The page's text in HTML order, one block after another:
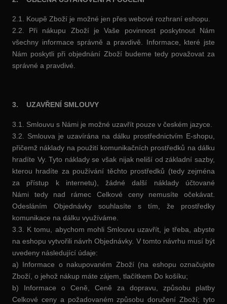
2.1. Koupě Zboží je možné jen přes webové rozhraní eshopu.
2.2. Při nákupu Zboží je Vaše povinnost poskytnout Nám
všechny informace správně a pravdivě. Informace, které jste
Nám poskytli při objednání Zboží budeme tedy považovat za
správné a pravdivé.
3. UZAVŘENÍ SMLOUVY
3.1. Smlouvu s Námi je možné uzavřít pouze v českém jazyce.
3.2. Smlouva je uzavírána na dálku prostřednictvím E-shopu,
přičemž náklady na použití komunikačních prostředků na dálku
hradíte Vy. Tyto náklady se však nijak neliší od základní sazby,
kterou hradíte za používání těchto prostředků (tedy zejména
za přístup k internetu), žádné další náklady účtované
Námi tedy nad rámec Celkové ceny nemusíte očekávat.
Odesláním Objednávky souhlasíte s tím, že prostředky
komunikace na dálku využíváme.
3.3. K tomu, abychom mohli Smlouvu uzavřít, je třeba, abyste
na eshopu vytvořili návrh Objednávky. V tomto návrhu musí být
uvedeny následující údaje:
a) Informace o nakupovaném Zboží (na eshopu označujete
Zboží, o jehož nákup máte zájem, tlačítkem Do košíku;
b) Informace o Ceně, Ceně za dopravu, způsobu platby
Celkové ceny a požadovaném způsobu doručení Zboží; tyto